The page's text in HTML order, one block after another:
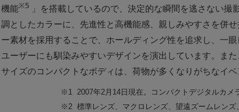
機能※5 」を搭載しているので、決定的な瞬間を逃さない
調としたカラーに、先進性と高機能感、親しみやすさを併
ー素材を採用することで、ホールディング性を追求し、一
ユーザーにも馴染みやすいデザインを演出しています。ま
サイズのコンパクトなボディは、荷物が多くなりがちなイ
※1 2007年2月14日現在。コンパクトデジタルカメ
※2 標準レンズ、マクロレンズ、望遠ズームレンズ